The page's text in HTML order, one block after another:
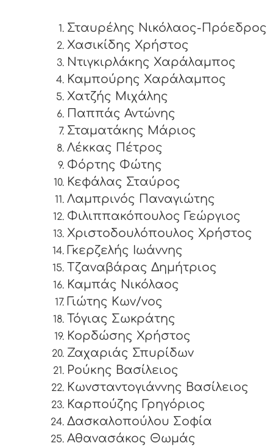
Σταυρέλης Νικόλαος-Πρόεδρος
Χασικίδης Χρήστος
Ντιγκιρλάκης Χαράλαμπος
Καμπούρης Χαράλαμπος
Χατζής Μιχάλης
Παππάς Αντώνης
Σταματάκης Μάριος
Λέκκας Πέτρος
Φόρτης Φώτης
Κεφάλας Σταύρος
Λαμπρινός Παναγιώτης
Φιλιππακόπουλος Γεώργιος
Χριστοδουλόπουλος Χρήστος
Γκερζελής Ιωάννης
Τζαναβάρας Δημήτριος
Καμπάς Νικόλαος
Γιώτης Κων/νος
Τόγιας Σωκράτης
Κορδώσης Χρήστος
Ζαχαριάς Σπυρίδων
Ρούκης Βασίλειος
Κωνσταντογιάννης Βασίλειος
Καρπούζης Γρηγόριος
Δασκαλοπούλου Σοφία
Αθανασάκος Θωμάς